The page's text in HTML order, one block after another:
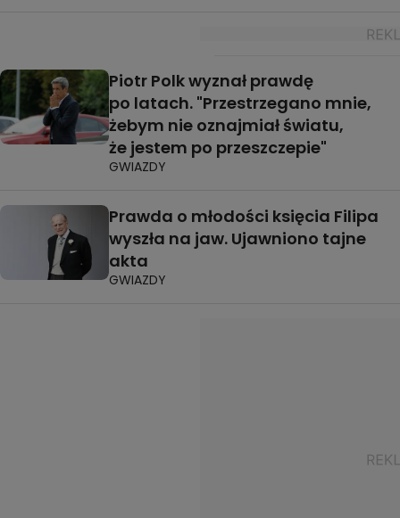
Piotr Polk wyznał prawdę
po latach. "Przestrzegano mnie,
żebym nie oznajmiał światu,
że jestem po przeszczepie"
GWIAZDY
Prawda o młodości księcia Filipa
wyszła na jaw. Ujawniono tajne
akta
GWIAZDY